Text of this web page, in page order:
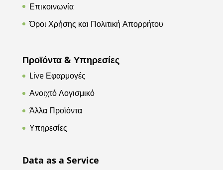
Επικοινωνία
Όροι Χρήσης και Πολιτική Απορρήτου
Προϊόντα & Υπηρεσίες
Live Εφαρμογές
Ανοιχτό Λογισμικό
Άλλα Προϊόντα
Υπηρεσίες
Data as a Service